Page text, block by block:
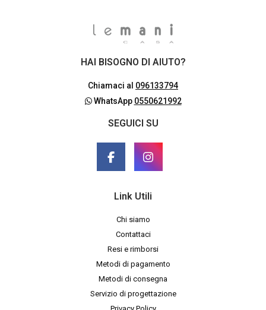
HAI BISOGNO DI AIUTO?
Chiamaci al 096133794
WhatsApp 0550621992
SEGUICI SU
Link Utili
Chi siamo
Contattaci
Resi e rimborsi
Metodi di pagamento
Metodi di consegna
Servizio di progettazione